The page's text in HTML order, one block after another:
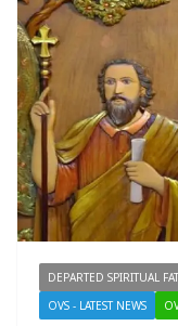
DEPARTED SPIRITUAL
OVS - LATEST NEWS